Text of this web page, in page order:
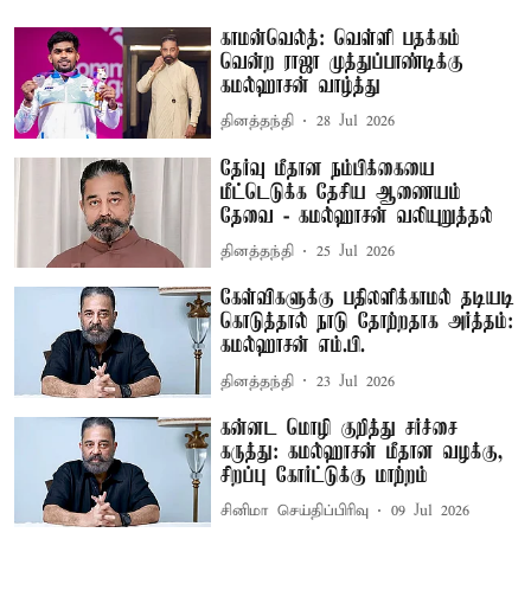
காமன்வெல்த்: வெள்ளி பதக்கம்
வென்ற ராஜா முத்துப்பாண்டிக்கு
கமல்ஹாசன் வாழ்த்து
தினத்தந்தி 28 Jul 2026
தேர்வு மீதான நம்பிக்கையை
மீட்டெடுக்க தேசிய ஆணையம்
தேவை - கமல்ஹாசன் வலியுறுத்தல்
தினத்தந்தி 25 Jul 2026
கேள்விகளுக்கு பதிலளிக்காமல் தடியடி
கொடுத்தால் நாடு தோற்றதாக அர்த்தம்:
கமல்ஹாசன் எம்.பி.
தினத்தந்தி 23 Jul 2026
கன்னட மொழி குறித்து சர்ச்சை
கருத்து: கமல்ஹாசன் மீதான வழக்கு,
சிறப்பு கோர்ட்டுக்கு மாற்றம்
சினிமா செய்திப்பிரிவு 09 Jul 2026